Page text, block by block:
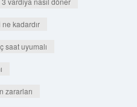
kadardır
saat uyumalı
zararları